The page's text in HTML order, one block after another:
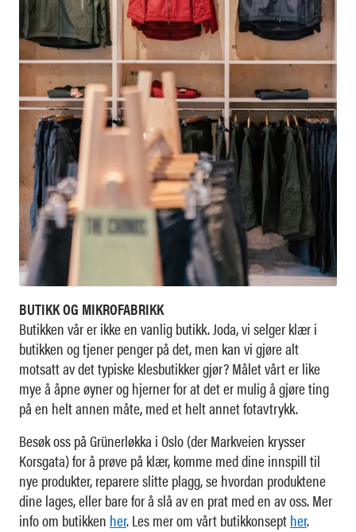
BUTIKK OG MIKROFABRIKK
Butikken vår er ikke en vanlig butikk. Joda, vi selger klær i
butikken og tjener penger på det, men kan vi gjøre alt
motsatt av det typiske klesbutikker gjør? Målet vårt er like
mye å åpne øyner og hjerner for at det er mulig å gjøre ting
på en helt annen måte, med et helt annet fotavtrykk.
Besøk oss på Grünerløkka i Oslo (der Markveien krysser
Korsgata) for å prøve på klær, komme med dine innspill til
nye produkter, reparere slitte plagg, se hvordan produktene
dine lages, eller bare for å slå av en prat med en av oss. Mer
info om butikken her. Les mer om vårt butikkonsepther.